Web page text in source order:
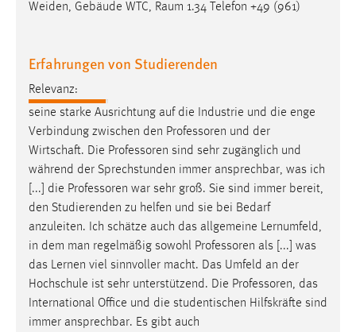
Weiden, Gebäude WTC, Raum 1.34 Telefon +49 (961)
Erfahrungen von Studierenden
Relevanz:
seine starke Ausrichtung auf die Industrie und die enge
Verbindung zwischen den Professoren und der
Wirtschaft. Die Professoren sind sehr zugänglich und
während der Sprechstunden immer ansprechbar, was ich
[...] die Professoren war sehr groß. Sie sind immer bereit,
den Studierenden zu helfen und sie bei Bedarf
anzuleiten. Ich schätze auch das allgemeine Lernumfeld,
in dem man regelmäßig sowohl Professoren als [...] was
das Lernen viel sinnvoller macht. Das Umfeld an der
Hochschule ist sehr unterstützend. Die Professoren, das
International Office und die studentischen Hilfskräfte sind
immer ansprechbar. Es gibt auch